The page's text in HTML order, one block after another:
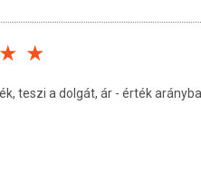
cellulóz, térhálós
hidroxi-propil-metil-cellulóz,
teszi a dolgát, ár - érték